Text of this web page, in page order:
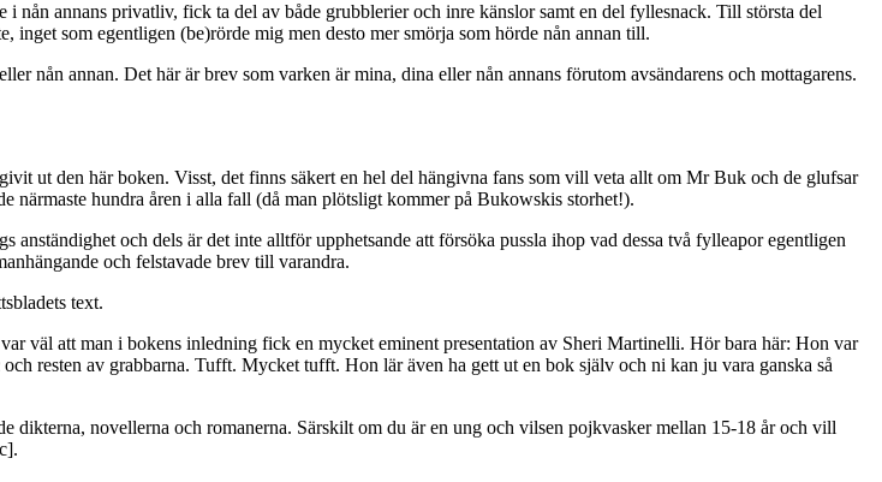
nån annans privatliv, fick ta del av både grubblerier och inre känslor samt en del fyllesnack. Till största del
som egentligen (be)rörde mig men desto mer smörja som hörde nån annan till.
nån annan. Det här är brev som varken är mina, dina eller nån annans förutom avsändarens och mottagarens.
ut den här boken. Visst, det finns säkert en hel del hängivna fans som vill veta allt om Mr Buk och de glufsar
närmaste hundra åren i alla fall (då man plötsligt kommer på Bukowskis storhet!).
och dels är det inte alltför upphetsande att försöka pussla ihop vad dessa två fylleapor egentligen
och felstavade brev till varandra.
text.
väl att man i bokens inledning fick en mycket eminent presentation av Sheri Martinelli. Hör bara här: Hon var
och resten av grabbarna. Tufft. Mycket tufft. Hon lär även ha gett ut en bok själv och ni kan ju vara ganska så
novellerna och romanerna. Särskilt om du är en ung och vilsen pojkvasker mellan 15-18 år och vill